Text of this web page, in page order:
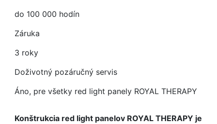
do 100 000 hodín
Záruka
3 roky
Doživotný pozáručný servis
Áno, pre všetky red light panely ROYAL THERAPY
Konštrukcia red light panelov ROYAL THERAPY je